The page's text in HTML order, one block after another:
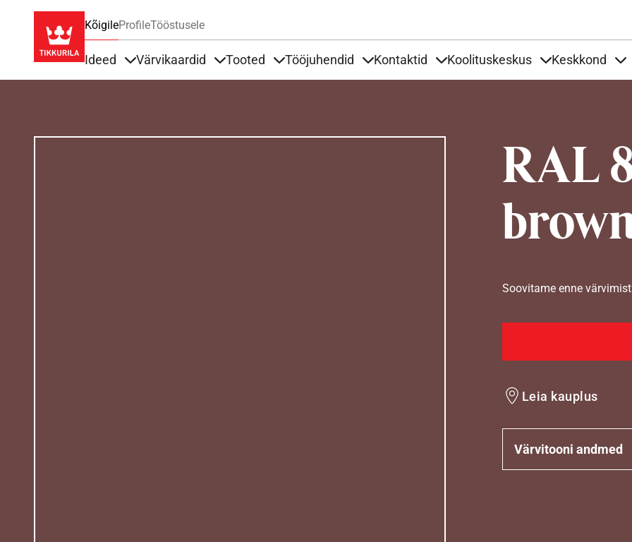
KõigileProfileTööstusele
Ideed Värvikaardid Tooted Tööjuhendid Kontaktid Koolituskeskus Keskkond
RAL
Soovitame enne
Leia kauplus
Värvitooni andmed